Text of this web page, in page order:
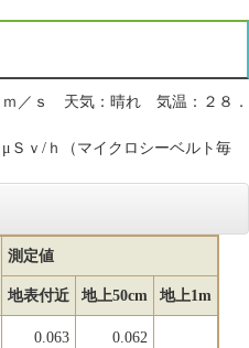
／ｓ 天気：晴れ 気温：２８．
クロシーベルト毎
測定値
地表付近 地上50cm 地上1m
0.063 0.062